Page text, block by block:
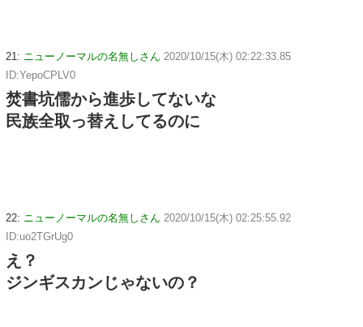
21: ニューノーマルの名無しさん 2020/10/15(木) 02:22:33.85
ID:YepoCPLV0
焚書坑儒から進歩してないな
民族全取っ替えしてるのに
22: ニューノーマルの名無しさん 2020/10/15(木) 02:25:55.92
ID:uo2TGrUg0
え？
ジンギスカンじゃないの？